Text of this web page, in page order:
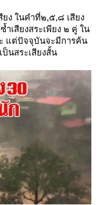
ง ในคำที่๒,๕,๘ เสียง
เสียงสระเพียง ๒ คู่ ใน
แต่ปัจจุบันจะมีการค้น
นสระเสียงสั้น